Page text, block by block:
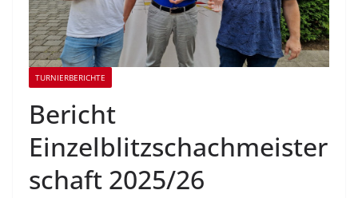
TURNIERBERICHTE
Bericht
Einzelblitzschachmeister
schaft 2025/26